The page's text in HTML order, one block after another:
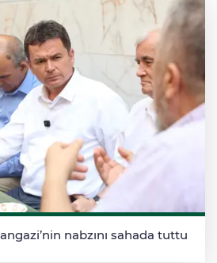
nabzını sahada tuttu